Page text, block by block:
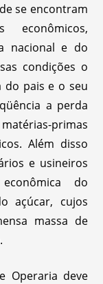
se encontram
nacional e do
condições o
do pais e o seu
a perda
primas
Além disso
e usineiros
do
açúcar, cujos
massa de
Operaria deve